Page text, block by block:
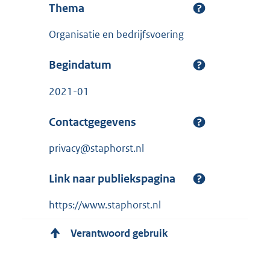
Thema
Organisatie en bedrijfsvoering
Begindatum
2021-01
Contactgegevens
privacy@staphorst.nl
Link naar publiekspagina
https://www.staphorst.nl
Verantwoord gebruik